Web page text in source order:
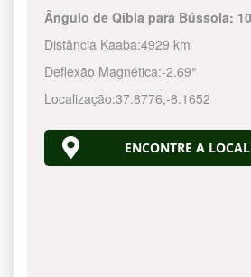
Ângulo de Qibla para Bússola:
Distância Kaaba:4929 km
Deflexão Magnética:-2.69°
Localização:37.8776,-8.1652
ENCONTRE A